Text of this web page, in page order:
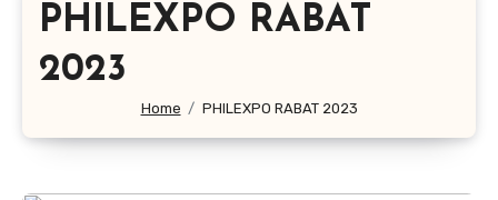
PHILEXPO RABAT
2023
Home PHILEXPO RABAT 2023